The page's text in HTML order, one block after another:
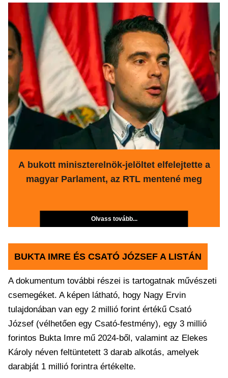
A bukott miniszterelnök-jelöltet elfelejtette a
magyar Parlament, az RTL mentené meg
Olvass tovább...
BUKTA IMRE ÉS CSATÓ JÓZSEF A LISTÁN
A dokumentum további részei is tartogatnak művészeti
csemegéket. A képen látható, hogy Nagy Ervin
tulajdonában van egy 2 millió forint értékű Csató
József (vélhetően egy Csató-festmény), egy 3 millió
forintos Bukta Imre mű 2024-ből, valamint az Elekes
Károly néven feltüntetett 3 darab alkotás, amelyek
darabját 1 millió forintra értékelte.